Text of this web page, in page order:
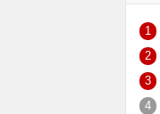
1
2
3
4